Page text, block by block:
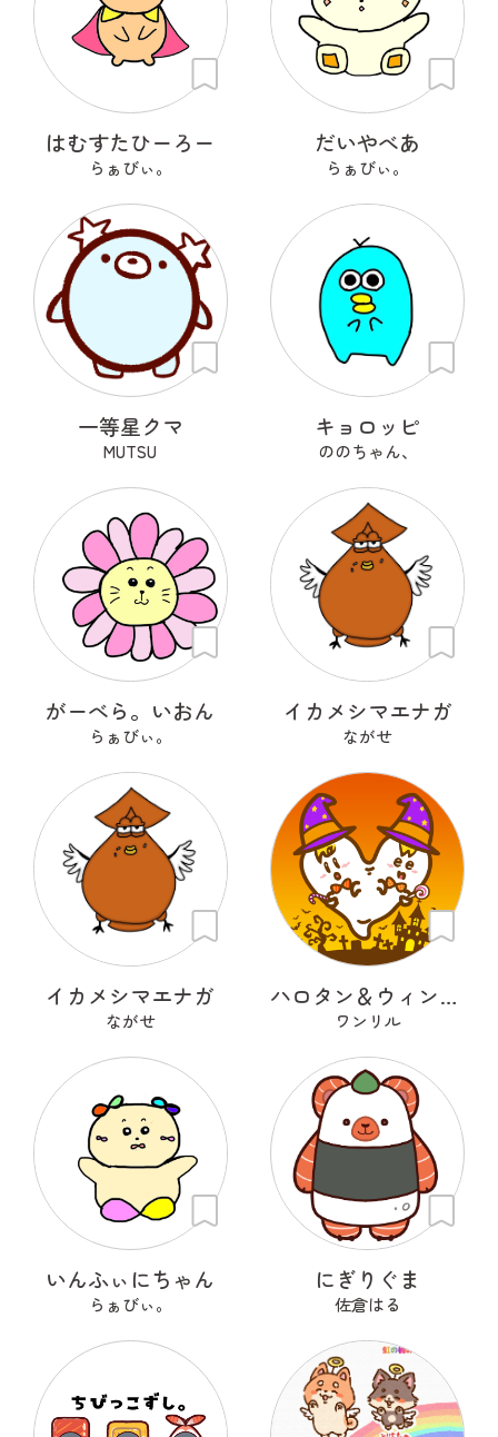
はむすたひーろー
らぁびぃ。
だいやべあ
らぁびぃ。
一等星クマ
MUTSU
キョロッピ
ののちゃん、
がーべら。いおん
らぁびぃ。
イカメシマエナガ
ながせ
イカメシマエナガ
ながせ
ハロタン＆ウィンタン
ワンリル
いんふぃにちゃん
らぁびぃ。
にぎりぐま
佐倉はる